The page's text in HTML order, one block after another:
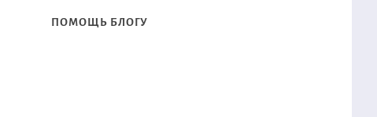
ПОМОЩЬ БЛОГУ